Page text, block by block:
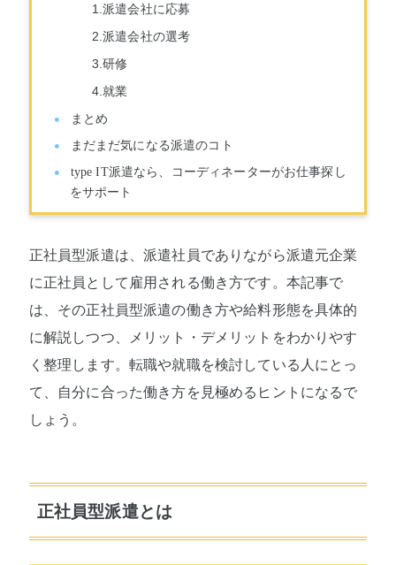
1.派遣会社に応募
2.派遣会社の選考
3.研修
4.就業
まとめ
まだまだ気になる派遣のコト
type IT派遣なら、コーディネーターがお仕事探し
をサポート
正社員型派遣は、派遣社員でありながら派遣元企業
に正社員として雇用される働き方です。本記事で
は、その正社員型派遣の働き方や給料形態を具体的
に解説しつつ、メリット・デメリットをわかりやす
く整理します。転職や就職を検討している人にとっ
て、自分に合った働き方を見極めるヒントになるで
しょう。
正社員型派遣とは